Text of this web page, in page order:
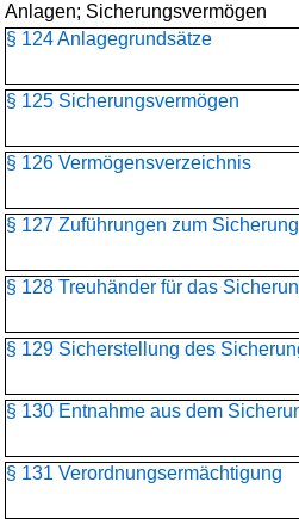
Anlagen; Sicherungsvermögen
§ 124 Anlagegrundsätze
§ 125 Sicherungsvermögen
§ 126 Vermögensverzeichnis
§ 127 Zuführungen zum
§ 128 Treuhänder für das
§ 129 Sicherstellung des
§ 130 Entnahme aus dem
§ 131 Verordnungsermächtigung